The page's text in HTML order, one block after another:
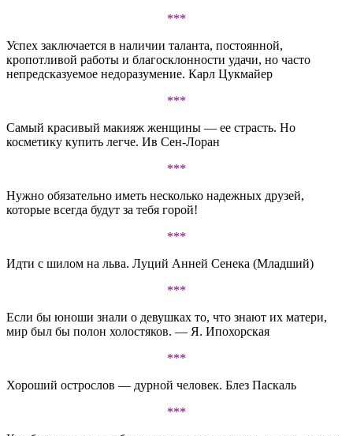
***
Успех заключается в наличии таланта, постоянной,
кропотливой работы и благосклонности удачи, но часто
непредсказуемое недоразумение. Карл Цукмайер
***
Самый красивый макияж женщины — ее страсть. Но
косметику купить легче. Ив Сен-Лоран
***
Нужно обязательно иметь несколько надежных друзей,
которые всегда будут за тебя горой!
***
Идти с шилом на льва. Луций Анней Сенека (Младший)
***
Если бы юноши знали о девушках то, что знают их матери,
мир был бы полон холостяков. — Я. Ипохорская
***
Хороший острослов — дурной человек. Блез Паскаль
***